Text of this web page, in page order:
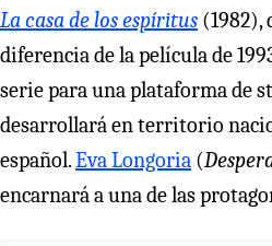
La casa de los espíritus (1982),
diferencia de la película de
serie para una plataforma de
desarrollará en territorio
español.Eva Longoria (
encarnará a una de las